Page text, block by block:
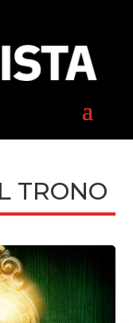
TRONO